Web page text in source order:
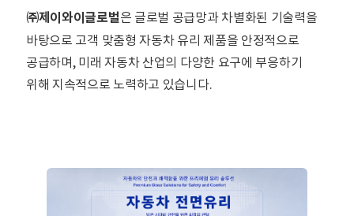
㈜제이와이글로벌은 글로벌 공급망과 차별화된 기술력을
바탕으로 고객 맞춤형 자동차 유리 제품을 안정적으로
공급하며, 미래 자동차 산업의 다양한 요구에 부응하기
위해 지속적으로 노력하고 있습니다.